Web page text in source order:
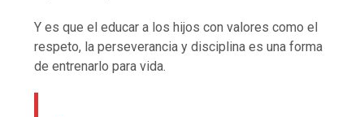
Y es que el educar a los hijos con valores como el
respeto, la perseverancia y disciplina es una forma
de entrenarlo para vida.